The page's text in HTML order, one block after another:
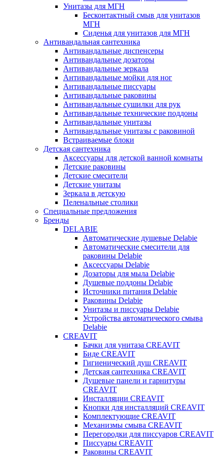
Унитазы для МГН
Бесконтактный смыв для унитазов
МГН
Сиденья для унитазов для МГН
Антивандальная сантехника
Антивандальные диспенсеры
Антивандальные дозаторы
Антивандальные зеркала
Антивандальные мойки для ног
Антивандальные писсуары
Антивандальные раковины
Антивандальные сушилки для рук
Антивандальные технические поддоны
Антивандальные унитазы
Антивандальные унитазы с раковиной
Встраиваемые блоки
Детская сантехника
Аксессуары для детской ванной комнаты
Детские раковины
Детские смесители
Детские унитазы
Зеркала в детскую
Пеленальные столики
Специальные предложения
Бренды
DELABIE
Автоматические душевые Delabie
Автоматические смесители для
раковины Delabie
Аксессуары Delabie
Дозаторы для мыла Delabie
Душевые поддоны Delabie
Источники питания Delabie
Раковины Delabie
Унитазы и писсуары Delabie
Устройства автоматического смыва
Delabie
CREAVIT
Бачки для унитаза CREAVIT
Биде CREAVIT
Гигиенический душ CREAVIT
Детская сантехника CREAVIT
Душевые панели и гарнитуры
CREAVIT
Инсталляции CREAVIT
Кнопки для инсталляций CREAVIT
Комплектующие CREAVIT
Механизмы смыва CREAVIT
Перегородки для писсуаров CREAVIT
Писсуары CREAVIT
Раковины CREAVIT